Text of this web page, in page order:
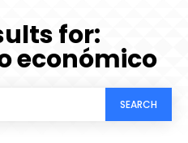
for:
económico
SEARCH